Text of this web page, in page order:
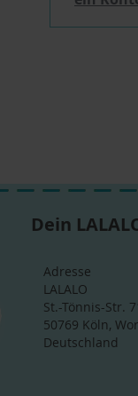
Dein
Adresse
LALALO
St.-Tönnis-Str.
50769 Köln,
Deutschland